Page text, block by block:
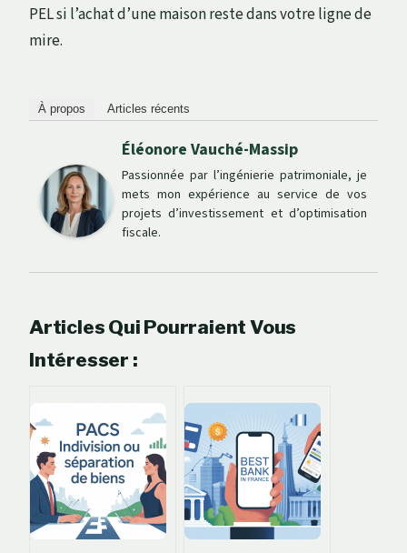
PEL si l’achat d’une maison reste dans votre ligne de
mire.
À propos Articles récents
Éléonore Vauché-Massip
Passionnée par l’ingénierie patrimoniale, je
mets mon expérience au service de vos
projets d’investissement et d’optimisation
fiscale.
Articles Qui Pourraient Vous
Intéresser :